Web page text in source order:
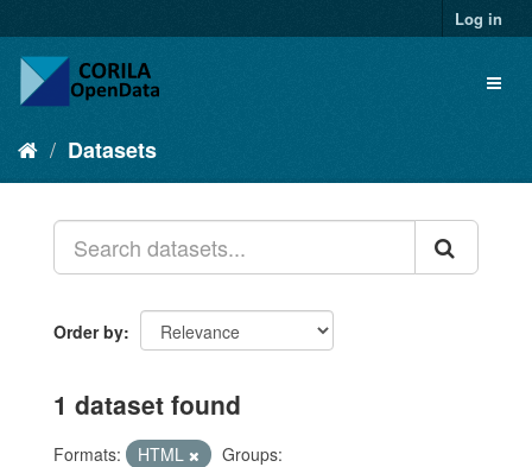
Log in
Datasets
Order by
1 dataset found
Formats: HTML
Groups: